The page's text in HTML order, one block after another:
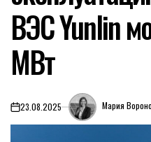
ВЭС Yunlin
МВт
on23.08.2025 Мария